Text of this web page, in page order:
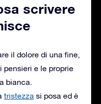
scrivere
il dolore di una fine,
pensieri e le proprie
bianca.
tristezza si posa ed è